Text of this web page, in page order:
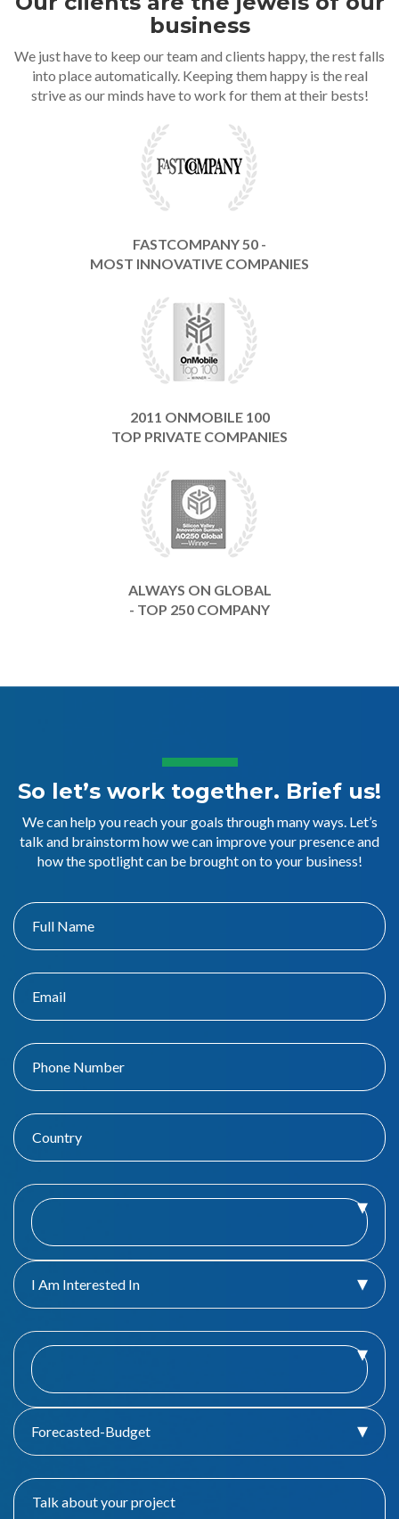
business
We just have to keep our team and clients happy, the rest falls
into place automatically. Keeping them happy is the real
strive as our minds have to work for them at their bests!
FASTCOMPANY 50 -
MOST INNOVATIVE COMPANIES
2011 ONMOBILE 100
TOP PRIVATE COMPANIES
ALWAYS ON GLOBAL
- TOP 250 COMPANY
So let’s work together. Brief us!
We can help you reach your goals through many ways. Let’s
talk and brainstorm how we can improve your presence and
how the spotlight can be brought on to your business!
I Am Interested In
Forecasted-Budget